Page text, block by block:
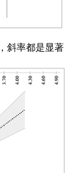
斜率都是显著